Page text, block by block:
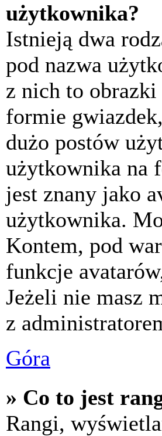
użytkownika?
Istnieją dwa
pod nazwa
z nich to
formie
dużo postów
użytkownika na
jest znany jako
użytkownika.
Kontem, pod
funkcje
Jeżeli nie masz
z
Góra
» Co to jest
Rangi,